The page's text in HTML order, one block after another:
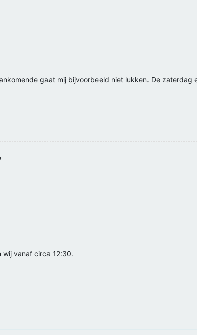
gaat mij bijvoorbeeld niet lukken. De
vanaf circa 12:30.